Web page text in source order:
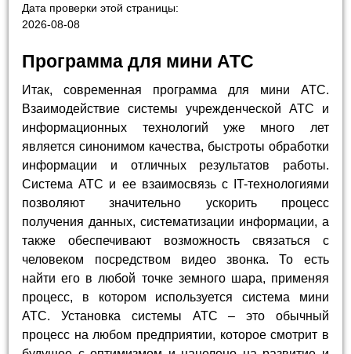
Дата проверки этой страницы:
2026-08-08
Программа для мини АТС
Итак, современная программа для мини АТС.
Взаимодействие системы учрежденческой АТС и
информационных технологий уже много лет
является синонимом качества, быстроты обработки
информации и отличных результатов работы.
Система АТС и ее взаимосвязь с IT-технологиями
позволяют значительно ускорить процесс
получения данных, систематизации информации, а
также обеспечивают возможность связаться с
человеком посредством видео звонка. То есть
найти его в любой точке земного шара, применяя
процесс, в котором используется система мини
АТС. Установка системы АТС – это обычный
процесс на любом предприятии, которое смотрит в